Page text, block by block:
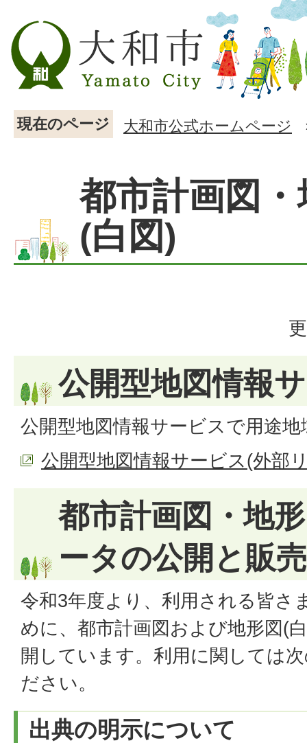
現在のページ 大和市公式ホームページ
都市計画図
(白図)
公開型地図情報
公開型地図情報サービスで用途
公開型地図情報サービス(外部
都市計画図・地
ータの公開と販売
令和3年度より、利用される皆さ
めに、都市計画図および地形図(
開しています。利用に関しては
ださい。
出典の明示について